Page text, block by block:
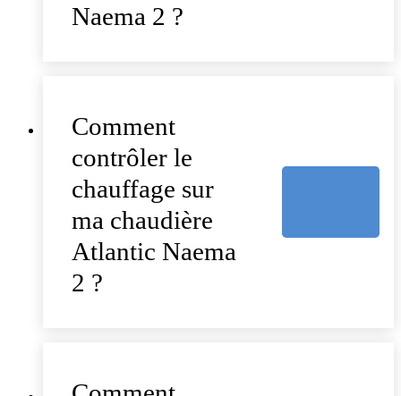
Naema 2 ?
Comment
contrôler le
chauffage sur
ma chaudière
Atlantic Naema
2 ?